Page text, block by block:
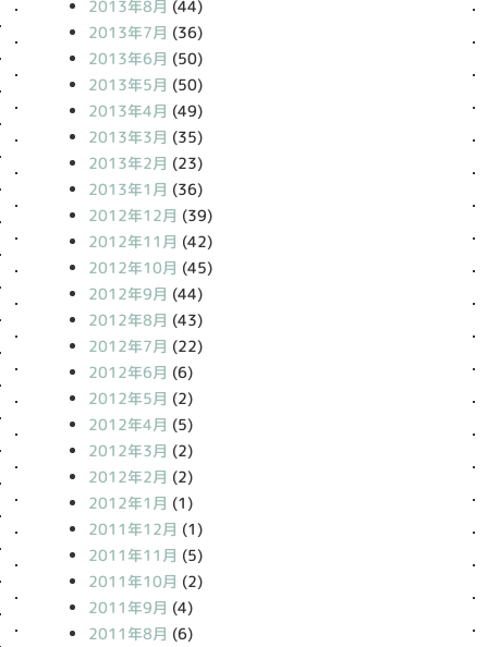
2013年8月 (44)
2013年7月 (36)
2013年6月 (50)
2013年5月 (50)
2013年4月 (49)
2013年3月 (35)
2013年2月 (23)
2013年1月 (36)
2012年12月 (39)
2012年11月 (42)
2012年10月 (45)
2012年9月 (44)
2012年8月 (43)
2012年7月 (22)
2012年6月 (6)
2012年5月 (2)
2012年4月 (5)
2012年3月 (2)
2012年2月 (2)
2012年1月 (1)
2011年12月 (1)
2011年11月 (5)
2011年10月 (2)
2011年9月 (4)
2011年8月 (6)